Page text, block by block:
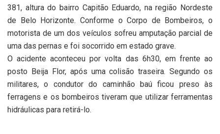
381, altura do bairro Capitão Eduardo, na região Nordeste
de Belo Horizonte. Conforme o Corpo de Bombeiros, o
motorista de um dos veículos sofreu amputação parcial de
uma das pernas e foi socorrido em estado grave.
O acidente aconteceu por volta das 6h30, em frente ao
posto Beija Flor, após uma colisão traseira. Segundo os
militares, o condutor do caminhão baú ficou preso às
ferragens e os bombeiros tiveram que utilizar ferramentas
hidráulicas para retirá-lo.